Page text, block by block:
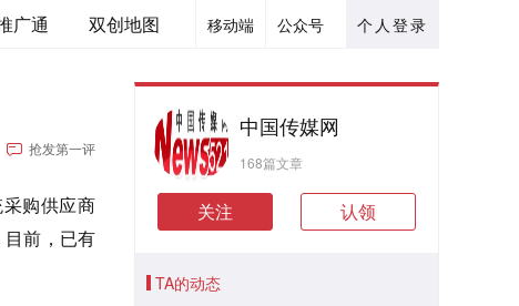
个人登录
公众号
移动端
广通 双创地图
抢发第一评
购供应商
前，已有
中国传媒网
168篇文章
关注 认领
TA的动态